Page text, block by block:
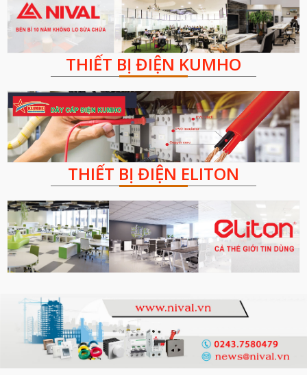
THIẾT BỊ ĐIỆN KUMHO
THIẾT BỊ ĐIỆN ELITON